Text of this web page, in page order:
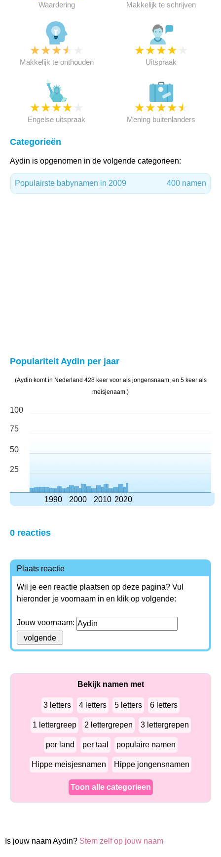
Waardering Makkelijk te schrijven
★★★★
Makkelijk te onthouden
★★★★
Uitspraak
★★★★
Engelse uitspraak
★★★★★
Mening buitenlanders
Categorieën
Aydin is opgenomen in de volgende categorieen:
Populairste babynamen in 2009 400 namen
Populariteit Aydin per jaar
(Aydin komt in Nederland 428 keer voor als jongensnaam, en 5 keer als
meisjenaam.)
100
75
50
25
1990 2000 2010 2020
0 reacties
Plaats reactie
Wil je een reactie plaatsen op deze pagina? Vul
hieronder je voornaam in en klik op volgende:
Jouw voornaam:
Bekijk namen met
3 letters 4 letters 5 letters 6 letters
1 lettergreep 2 lettergrepen 3 lettergrepen
per land per taal populaire namen
Hippe meisjesnamen Hippe jongensnamen
Toon alle categorieen
Is jouw naam Aydin? Stem zelf op jouw naam